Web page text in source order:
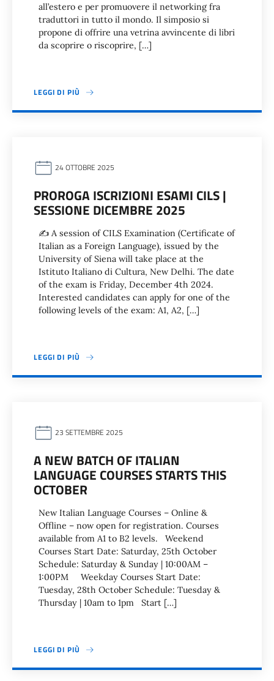
all’estero e per promuovere il networking fra
traduttori in tutto il mondo. Il simposio si
propone di offrire una vetrina avvincente di libri
da scoprire o riscoprire, […]
LEGGI DI PIÙ
24 OTTOBRE 2025
PROROGA ISCRIZIONI ESAMI CILS |
SESSIONE DICEMBRE 2025
✍️ A session of CILS Examination (Certificate of
Italian as a Foreign Language), issued by the
University of Siena will take place at the
Istituto Italiano di Cultura, New Delhi. The date
of the exam is Friday, December 4th 2024.
Interested candidates can apply for one of the
following levels of the exam: A1, A2, […]
LEGGI DI PIÙ
23 SETTEMBRE 2025
A NEW BATCH OF ITALIAN
LANGUAGE COURSES STARTS THIS
OCTOBER
New Italian Language Courses – Online &
Offline – now open for registration. Courses
available from A1 to B2 levels. Weekend
Courses Start Date: Saturday, 25th October
Schedule: Saturday & Sunday | 10:00AM –
1:00PM Weekday Courses Start Date:
Tuesday, 28th October Schedule: Tuesday &
Thursday | 10am to 1pm Start […]
LEGGI DI PIÙ